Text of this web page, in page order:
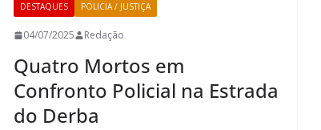
DESTAQUES POLICIA / JUSTIÇA
04/07/2025 Redação
Quatro Mortos em
Confronto Policial na Estrada
do Derba